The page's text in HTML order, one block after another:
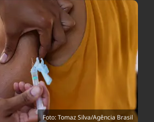
Comportamento
Cultura
Economia
Educação
Infraestrutura
Internacional
Meio Ambiente
Podcast
Política
Saúde
Tempo
Foto: Tomaz Silva/Agência Brasil